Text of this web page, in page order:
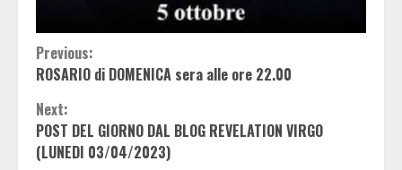
Continue
Reading
Previous:
ROSARIO di DOMENICA sera alle ore 22.00
Next:
POST DEL GIORNO DAL BLOG REVELATION VIRGO
(LUNEDI 03/04/2023)